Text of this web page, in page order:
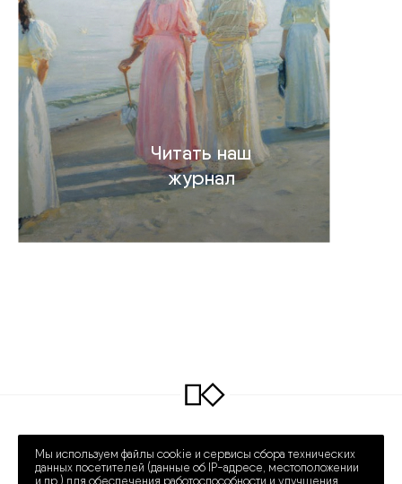
Читать наш
журнал
ПРЕЧИСТЕНКА 30/2
ПН – СБ 12:00 – 20:00
Мы используем файлы cookie и сервисы сбора технических
данных посетителей (данные об IP-адресе, местоположении
и др.) для обеспечения работоспособности и улучшения